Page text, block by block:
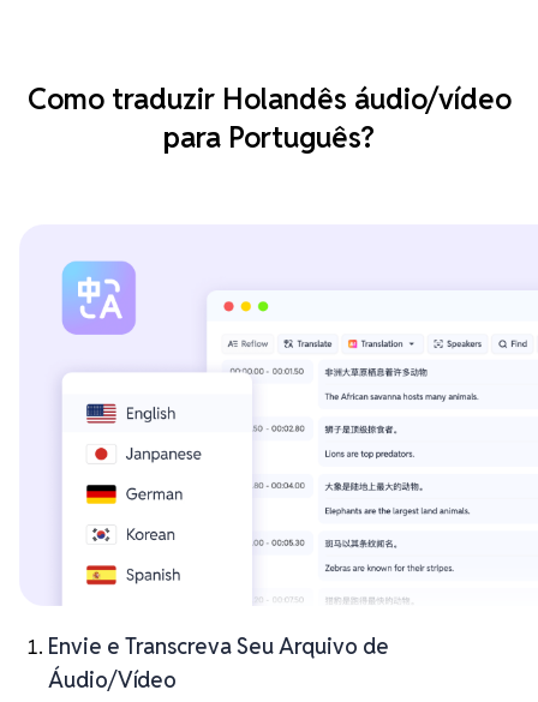
Como traduzir Holandês áudio/vídeo
para Português?
Envie e Transcreva Seu Arquivo de
Áudio/Vídeo